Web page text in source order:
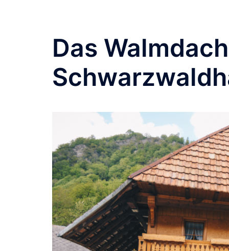
Das